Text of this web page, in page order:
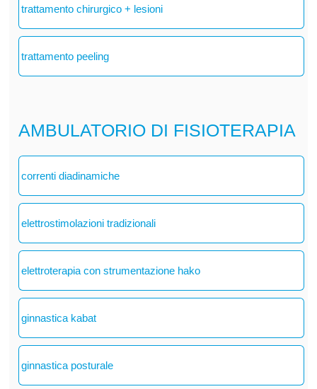
trattamento chirurgico + lesioni
trattamento peeling
AMBULATORIO DI FISIOTERAPIA
correnti diadinamiche
elettrostimolazioni tradizionali
elettroterapia con strumentazione hako
ginnastica kabat
ginnastica posturale